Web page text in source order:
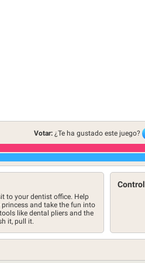
Votar:¿Te ha gustado este juego?
to your dentist office. Help
and take the fun into
like dental pliers and the
it, pull it.